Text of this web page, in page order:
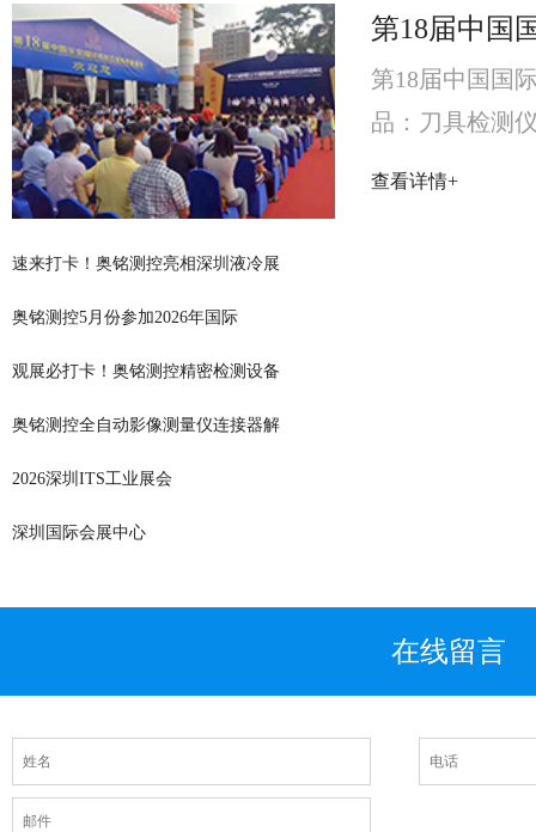
第18届中国国
品：刀具检测
国际机械五金
查看详情+
速来打卡！奥铭测控亮相深圳液冷展
奥铭测控5月份参加2026年国际
观展必打卡！奥铭测控精密检测设备
奥铭测控全自动影像测量仪连接器解
2026深圳ITS工业展会
深圳国际会展中心
在线留言